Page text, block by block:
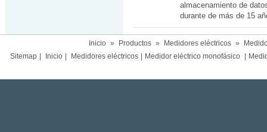
almacenamiento de
durante de más de 15
Inicio » Productos » Medidores eléctricos »
Sitemap
Inicio Medidores eléctricos Medidor eléctrico monofásico